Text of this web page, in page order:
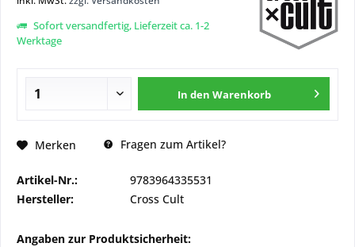
Sofort versandfertig, Lieferzeit ca. 1-2
Werktage
In den Warenkorb
Merken Fragen zum Artikel?
Artikel-Nr.:
9783964335531
Hersteller:
Cross Cult
Angaben zur Produktsicherheit: